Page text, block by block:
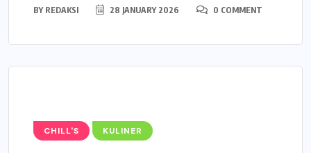
BY REDAKSI 28 JANUARY 2026 0 COMMENT
CHILL'S KULINER